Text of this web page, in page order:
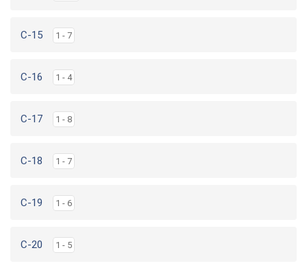
C-15 1 - 7
C-16 1 - 4
C-17 1 - 8
C-18 1 - 7
C-19 1 - 6
C-20 1 - 5